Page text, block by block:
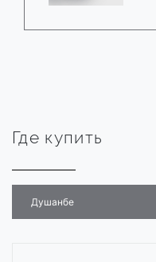
Где купить
Душанбе